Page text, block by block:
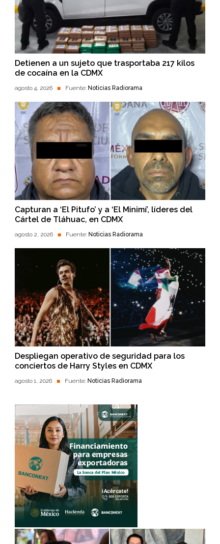
Detienen a un sujeto que trasportaba 217 kilos
de cocaína en la CDMX
agosto 4, 2026 Fuente: Noticias Radiorama
Capturan a ‘El Pitufo’ y a ‘El Minimí’, líderes del
Cártel de Tláhuac, en CDMX
agosto 2, 2026 Fuente: Noticias Radiorama
Despliegan operativo de seguridad para los
conciertos de Harry Styles en CDMX
agosto 1, 2026 Fuente: Noticias Radiorama